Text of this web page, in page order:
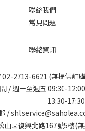
聯絡我們
常見問題
聯絡資訊
02-2713-6621 (無提供訂
/ 週一至週五 09:30-12:00
13:30-17:30
/
山區復興北路167號5樓(